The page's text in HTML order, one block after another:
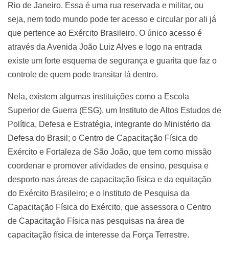
Rio de Janeiro. Essa é uma rua reservada e militar, ou
seja, nem todo mundo pode ter acesso e circular por ali já
que pertence ao Exército Brasileiro. O único acesso é
através da Avenida João Luiz Alves e logo na entrada
existe um forte esquema de segurança e guarita que faz o
controle de quem pode transitar lá dentro.
Nela, existem algumas instituições como a Escola
Superior de Guerra (ESG), um Instituto de Altos Estudos de
Política, Defesa e Estratégia, integrante do Ministério da
Defesa do Brasil; o Centro de Capacitação Física do
Exército e Fortaleza de São João, que tem como missão
coordenar e promover atividades de ensino, pesquisa e
desporto nas áreas de capacitação física e da equitação
do Exército Brasileiro; e o Instituto de Pesquisa da
Capacitação Física do Exército, que assessora o Centro
de Capacitação Física nas pesquisas na área de
capacitação física de interesse da Força Terrestre.